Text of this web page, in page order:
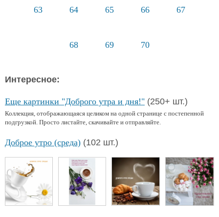
63 64 65 66 67
68 69 70
Интересное:
Еще картинки "Доброго утра и дня!" (250+ шт.)
Коллекция, отображающаяся целиком на одной странице с постепенной
подгрузкой. Просто листайте, скачивайте и отправляйте.
Доброе утро (среда) (102 шт.)